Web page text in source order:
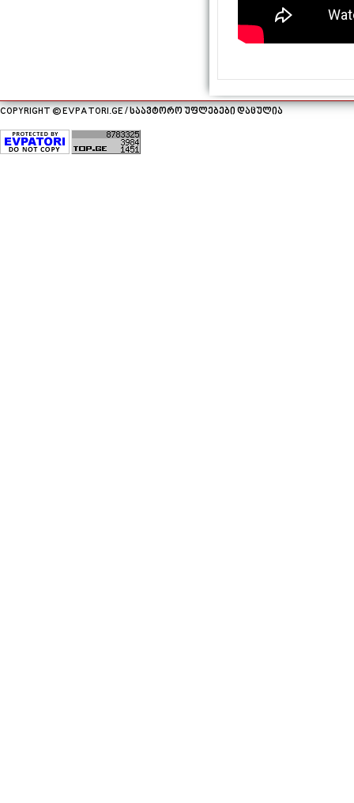
COPYRIGHT © EVPATORI.GE / საავტორო უფლებები დაცულია